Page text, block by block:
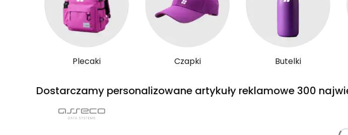
Plecaki Czapki Butelki
Dostarczamy personalizowane artykuły reklamowe 300